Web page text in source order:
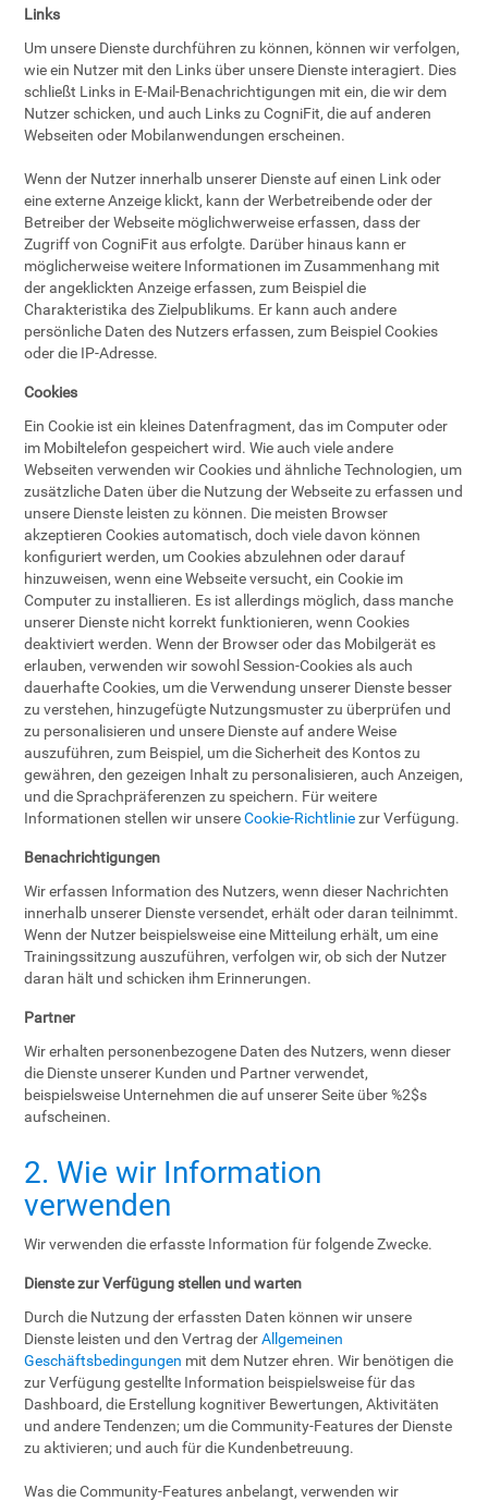
Links
Um unsere Dienste durchführen zu können, können wir verfolgen,
wie ein Nutzer mit den Links über unsere Dienste interagiert. Dies
schließt Links in E-Mail-Benachrichtigungen mit ein, die wir dem
Nutzer schicken, und auch Links zu CogniFit, die auf anderen
Webseiten oder Mobilanwendungen erscheinen.
Wenn der Nutzer innerhalb unserer Dienste auf einen Link oder
eine externe Anzeige klickt, kann der Werbetreibende oder der
Betreiber der Webseite möglichwerweise erfassen, dass der
Zugriff von CogniFit aus erfolgte. Darüber hinaus kann er
möglicherweise weitere Informationen im Zusammenhang mit
der angeklickten Anzeige erfassen, zum Beispiel die
Charakteristika des Zielpublikums. Er kann auch andere
persönliche Daten des Nutzers erfassen, zum Beispiel Cookies
oder die IP-Adresse.
Cookies
Ein Cookie ist ein kleines Datenfragment, das im Computer oder
im Mobiltelefon gespeichert wird. Wie auch viele andere
Webseiten verwenden wir Cookies und ähnliche Technologien, um
zusätzliche Daten über die Nutzung der Webseite zu erfassen und
unsere Dienste leisten zu können. Die meisten Browser
akzeptieren Cookies automatisch, doch viele davon können
konfiguriert werden, um Cookies abzulehnen oder darauf
hinzuweisen, wenn eine Webseite versucht, ein Cookie im
Computer zu installieren. Es ist allerdings möglich, dass manche
unserer Dienste nicht korrekt funktionieren, wenn Cookies
deaktiviert werden. Wenn der Browser oder das Mobilgerät es
erlauben, verwenden wir sowohl Session-Cookies als auch
dauerhafte Cookies, um die Verwendung unserer Dienste besser
zu verstehen, hinzugefügte Nutzungsmuster zu überprüfen und
zu personalisieren und unsere Dienste auf andere Weise
auszuführen, zum Beispiel, um die Sicherheit des Kontos zu
gewähren, den gezeigen Inhalt zu personalisieren, auch Anzeigen,
und die Sprachpräferenzen zu speichern. Für weitere
Informationen stellen wir unsereCookie-Richtliniezur Verfügung.
Benachrichtigungen
Wir erfassen Information des Nutzers, wenn dieser Nachrichten
innerhalb unserer Dienste versendet, erhält oder daran teilnimmt.
Wenn der Nutzer beispielsweise eine Mitteilung erhält, um eine
Trainingssitzung auszuführen, verfolgen wir, ob sich der Nutzer
daran hält und schicken ihm Erinnerungen.
Partner
Wir erhalten personenbezogene Daten des Nutzers, wenn dieser
die Dienste unserer Kunden und Partner verwendet,
beispielsweise Unternehmen die auf unserer Seite über %2$s
aufscheinen.
2. Wie wir Information
verwenden
Wir verwenden die erfasste Information für folgende Zwecke.
Dienste zur Verfügung stellen und warten
Durch die Nutzung der erfassten Daten können wir unsere
Dienste leisten und den Vertrag derAllgemeinen
Geschäftsbedingungen mit dem Nutzer ehren. Wir benötigen die
zur Verfügung gestellte Information beispielsweise für das
Dashboard, die Erstellung kognitiver Bewertungen, Aktivitäten
und andere Tendenzen; um die Community-Features der Dienste
zu aktivieren; und auch für die Kundenbetreuung.
Was die Community-Features anbelangt, verwenden wir